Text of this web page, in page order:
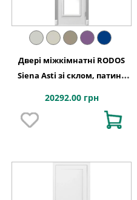
Двері міжкімнатні RODOS
Siena Asti зі склом, патина
20292.00 грн